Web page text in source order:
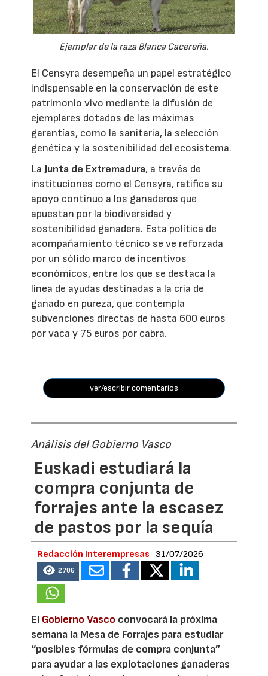
Ejemplar de la raza Blanca Cacereña.
El Censyra desempeña un papel estratégico
indispensable en la conservación de este
patrimonio vivo mediante la difusión de
ejemplares dotados de las máximas
garantías, como la sanitaria, la selección
genética y la sostenibilidad del ecosistema.
La Junta de Extremadura, a través de
instituciones como el Censyra, ratifica su
apoyo continuo a los ganaderos que
apuestan por la biodiversidad y
sostenibilidad ganadera. Esta política de
acompañamiento técnico se ve reforzada
por un sólido marco de incentivos
económicos, entre los que se destaca la
línea de ayudas destinadas a la cría de
ganado en pureza, que contempla
subvenciones directas de hasta 600 euros
por vaca y 75 euros por cabra.
ver/escribir comentarios
Análisis del Gobierno Vasco
Euskadi estudiará la
compra conjunta de
forrajes ante la escasez
de pastos por la sequía
Redacción Interempresas 31/07/2026
2706
El Gobierno Vasco convocará la próxima
semana la Mesa de Forrajes para estudiar
“posibles fórmulas de compra conjunta”
para ayudar a las explotaciones ganaderas